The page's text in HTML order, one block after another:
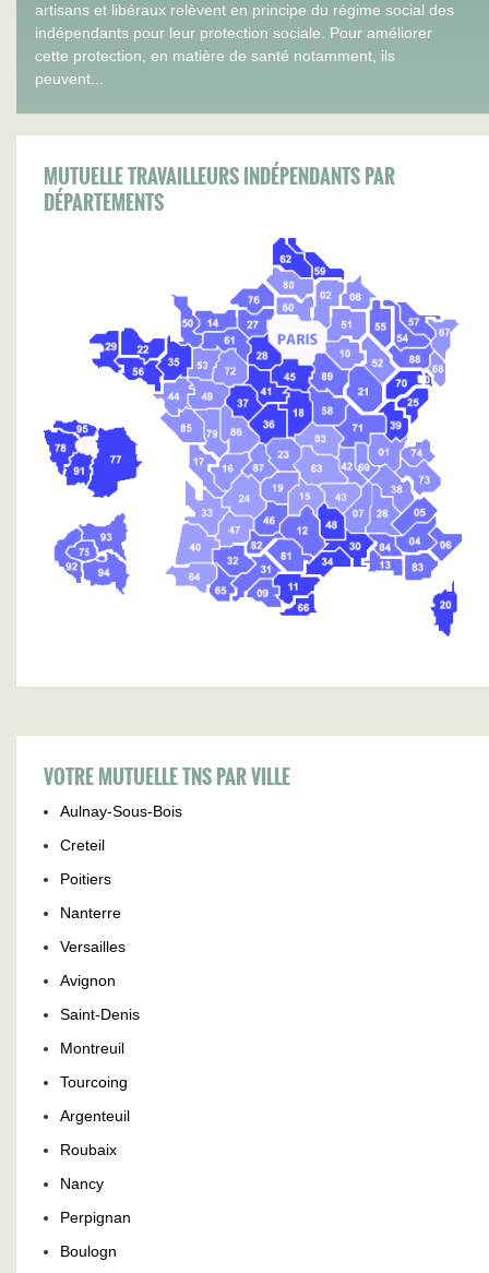
artisans et libéraux relèvent en principe du régime social des
indépendants pour leur protection sociale. Pour améliorer
cette protection, en matière de santé notamment, ils
peuvent...
MUTUELLE TRAVAILLEURS INDÉPENDANTS PAR
DÉPARTEMENTS
VOTRE MUTUELLE TNS PAR VILLE
Aulnay-Sous-Bois
Creteil
Poitiers
Nanterre
Versailles
Avignon
Saint-Denis
Montreuil
Tourcoing
Argenteuil
Roubaix
Nancy
Perpignan
Boulogn